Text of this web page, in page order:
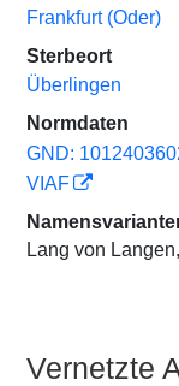
Frankfurt (Oder)
Sterbeort
Überlingen
Normdaten
GND:
VIAF
Lang von
Vernetzte